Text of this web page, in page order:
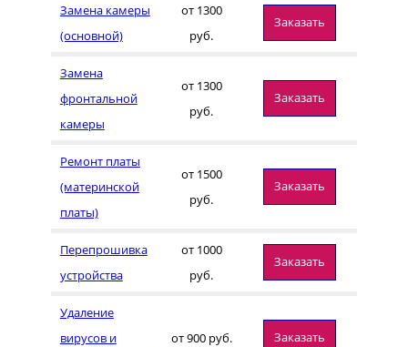
Замена камеры
(основной)
от 1300
руб.
Заказать
Замена
фронтальной
камеры
от 1300
руб.
Заказать
Ремонт платы
(материнской
платы)
от 1500
руб.
Заказать
Перепрошивка
устройства
от 1000
руб.
Заказать
Удаление
вирусов и
от 900 руб. Заказать